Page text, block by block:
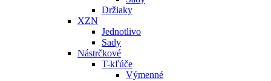
Držiaky
XZN
Jednotlivo
Sady
Nástrčkové
T-kľúče
Výmenné